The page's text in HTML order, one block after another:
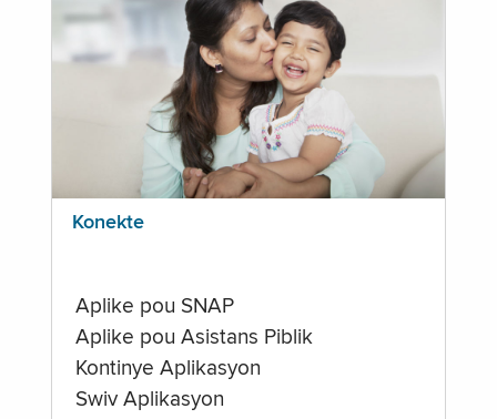
Konekte
Aplike pou SNAP
Aplike pou Asistans Piblik
Kontinye Aplikasyon
Swiv Aplikasyon